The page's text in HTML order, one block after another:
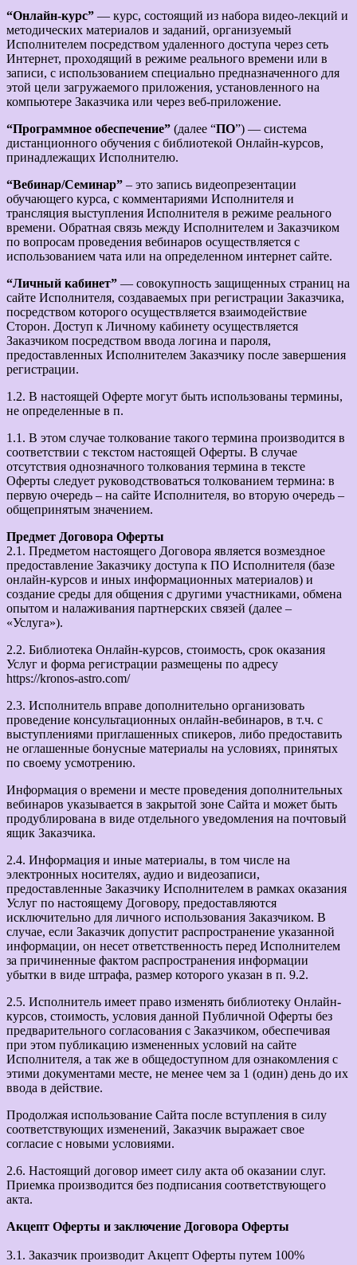
“Онлайн-курс” — курс, состоящий из набора видео-лекций и
методических материалов и заданий, организуемый
Исполнителем посредством удаленного доступа через сеть
Интернет, проходящий в режиме реального времени или в
записи, с использованием специально предназначенного для
этой цели загружаемого приложения, установленного на
компьютере Заказчика или через веб-приложение.
“Программное обеспечение” (далее “ПО”) — система
дистанционного обучения с библиотекой Онлайн-курсов,
принадлежащих Исполнителю.
“Вебинар/Семинар” – это запись видеопрезентации
обучающего курса, с комментариями Исполнителя и
трансляция выступления Исполнителя в режиме реального
времени. Обратная связь между Исполнителем и Заказчиком
по вопросам проведения вебинаров осуществляется с
использованием чата или на определенном интернет сайте.
“Личный кабинет” — совокупность защищенных страниц на
сайте Исполнителя, создаваемых при регистрации Заказчика,
посредством которого осуществляется взаимодействие
Сторон. Доступ к Личному кабинету осуществляется
Заказчиком посредством ввода логина и пароля,
предоставленных Исполнителем Заказчику после завершения
регистрации.
1.2. В настоящей Оферте могут быть использованы термины,
не определенные в п.
1.1. В этом случае толкование такого термина производится в
соответствии с текстом настоящей Оферты. В случае
отсутствия однозначного толкования термина в тексте
Оферты следует руководствоваться толкованием термина: в
первую очередь – на сайте Исполнителя, во вторую очередь –
общепринятым значением.
Предмет Договора Оферты
2.1. Предметом настоящего Договора является возмездное
предоставление Заказчику доступа к ПО Исполнителя (базе
онлайн-курсов и иных информационных материалов) и
создание среды для общения с другими участниками, обмена
опытом и налаживания партнерских связей (далее –
«Услуга»).
2.2. Библиотека Онлайн-курсов, стоимость, срок оказания
Услуг и форма регистрации размещены по адресу
https://kronos-astro.com/
2.3. Исполнитель вправе дополнительно организовать
проведение консультационных онлайн-вебинаров, в т.ч. с
выступлениями приглашенных спикеров, либо предоставить
не оглашенные бонусные материалы на условиях, принятых
по своему усмотрению.
Информация о времени и месте проведения дополнительных
вебинаров указывается в закрытой зоне Сайта и может быть
продублирована в виде отдельного уведомления на почтовый
ящик Заказчика.
2.4. Информация и иные материалы, в том числе на
электронных носителях, аудио и видеозаписи,
предоставленные Заказчику Исполнителем в рамках оказания
Услуг по настоящему Договору, предоставляются
исключительно для личного использования Заказчиком. В
случае, если Заказчик допустит распространение указанной
информации, он несет ответственность перед Исполнителем
за причиненные фактом распространения информации
убытки в виде штрафа, размер которого указан в п. 9.2.
2.5. Исполнитель имеет право изменять библиотеку Онлайн-
курсов, стоимость, условия данной Публичной Оферты без
предварительного согласования с Заказчиком, обеспечивая
при этом публикацию измененных условий на сайте
Исполнителя, а так же в общедоступном для ознакомления с
этими документами месте, не менее чем за 1 (один) день до их
ввода в действие.
Продолжая использование Сайта после вступления в силу
соответствующих изменений, Заказчик выражает свое
согласие с новыми условиями.
2.6. Настоящий договор имеет силу акта об оказании слуг.
Приемка производится без подписания соответствующего
акта.
Акцепт Оферты и заключение Договора Оферты
3.1. Заказчик производит Акцепт Оферты путем 100%